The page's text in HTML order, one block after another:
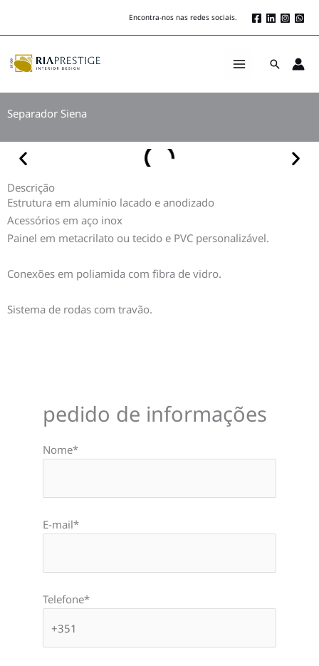
Encontra-nos nas redes sociais.
Search
Separador Siena
Descrição
Estrutura em alumínio lacado e anodizado
Acessórios em aço inox
Painel em metacrilato ou tecido e PVC personalizável.
Conexões em poliamida com fibra de vidro.
Sistema de rodas com travão.
pedido de informações
Nome*
E-mail*
Telefone*